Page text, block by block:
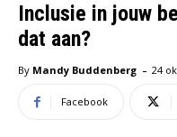
Inclusie in jouw
dat aan?
By Mandy Buddenberg - 24
Facebook